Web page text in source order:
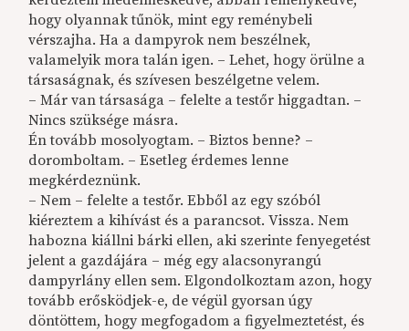
hogy olyannak tűnök, mint egy reménybeli
vérszajha. Ha a dampyrok nem beszélnek,
valamelyik mora talán igen. – Lehet, hogy örülne a
társaságnak, és szívesen beszélgetne velem.
– Már van társasága – felelte a testőr higgadtan. –
Nincs szüksége másra.
Én tovább mosolyogtam. – Biztos benne? –
doromboltam. – Esetleg érdemes lenne
megkérdeznünk.
– Nem – felelte a testőr. Ebből az egy szóból
kiéreztem a kihívást és a parancsot. Vissza. Nem
habozna kiállni bárki ellen, aki szerinte fenyegetést
jelent a gazdájára – még egy alacsonyrangú
dampyrlány ellen sem. Elgondolkoztam azon, hogy
tovább erősködjek-e, de végül gyorsan úgy
döntöttem, hogy megfogadom a figyelmeztetést, és